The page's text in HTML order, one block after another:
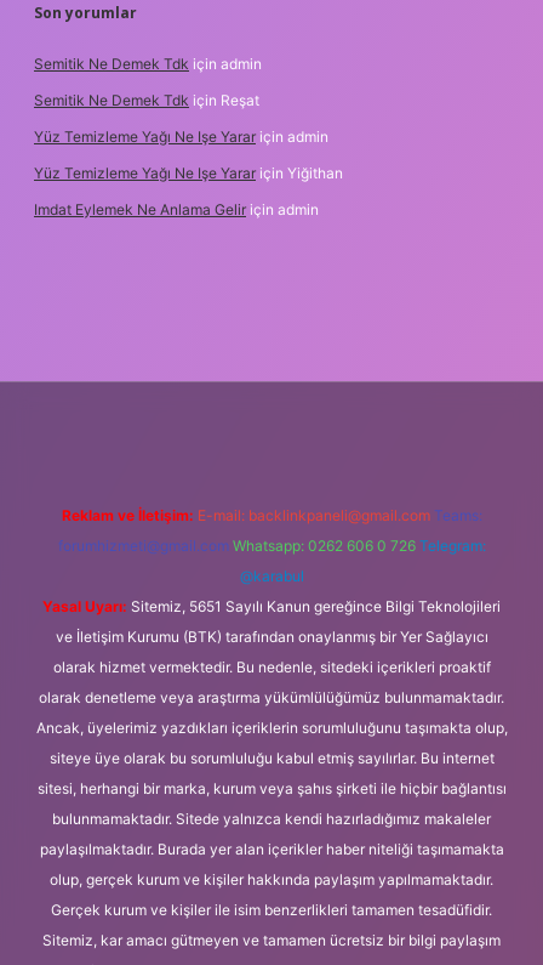
Son yorumlar
Semitik Ne Demek Tdk için admin
Semitik Ne Demek Tdk için Reşat
Yüz Temizleme Yağı Ne Işe Yarar için admin
Yüz Temizleme Yağı Ne Işe Yarar için Yiğithan
Imdat Eylemek Ne Anlama Gelir için admin
Reklam ve İletişim: E-mail: backlinkpaneli@gmail.com Teams:
forumhizmeti@gmail.com Whatsapp: 0262 606 0 726 Telegram:
@karabul
Yasal Uyarı: Sitemiz, 5651 Sayılı Kanun gereğince Bilgi Teknolojileri
ve İletişim Kurumu (BTK) tarafından onaylanmış bir Yer Sağlayıcı
olarak hizmet vermektedir. Bu nedenle, sitedeki içerikleri proaktif
olarak denetleme veya araştırma yükümlülüğümüz bulunmamaktadır.
Ancak, üyelerimiz yazdıkları içeriklerin sorumluluğunu taşımakta olup,
siteye üye olarak bu sorumluluğu kabul etmiş sayılırlar. Bu internet
sitesi, herhangi bir marka, kurum veya şahıs şirketi ile hiçbir bağlantısı
bulunmamaktadır. Sitede yalnızca kendi hazırladığımız makaleler
paylaşılmaktadır. Burada yer alan içerikler haber niteliği taşımamakta
olup, gerçek kurum ve kişiler hakkında paylaşım yapılmamaktadır.
Gerçek kurum ve kişiler ile isim benzerlikleri tamamen tesadüfidir.
Sitemiz, kar amacı gütmeyen ve tamamen ücretsiz bir bilgi paylaşım